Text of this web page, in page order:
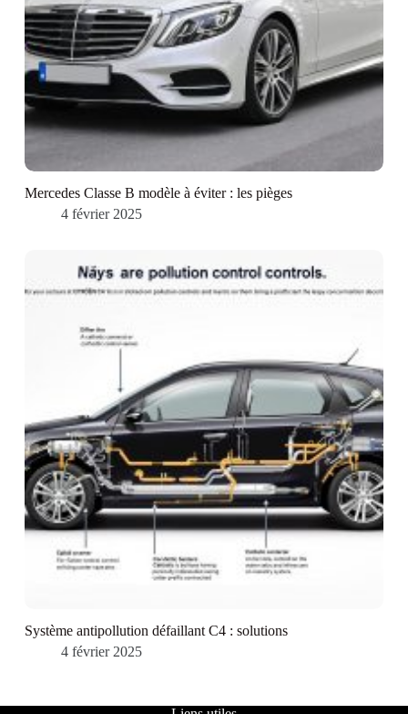
Mercedes Classe B modèle à éviter : les pièges
4 février 2025
Système antipollution défaillant C4 : solutions
4 février 2025